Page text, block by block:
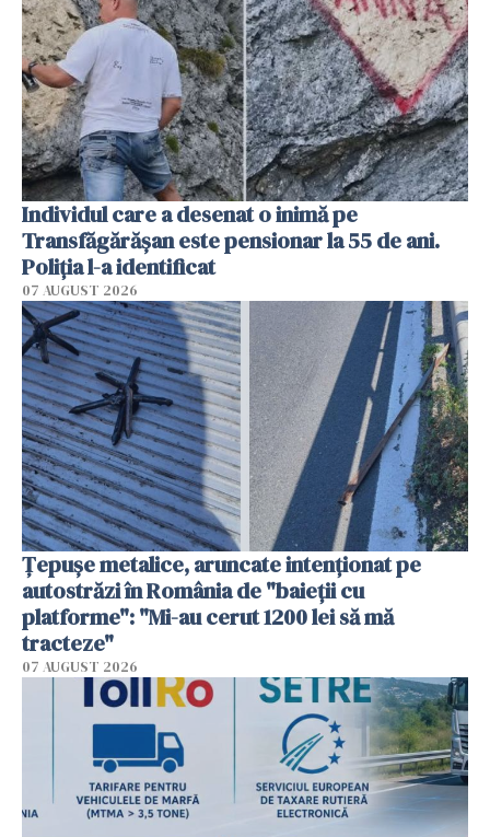
Individul care a desenat o inimă pe
Transfăgărășan este pensionar la 55 de ani.
Poliția l-a identificat
07 AUGUST 2026
Țepușe metalice, aruncate intenționat pe
autostrăzi în România de "baieții cu
platforme": "Mi-au cerut 1200 lei să mă
tracteze"
07 AUGUST 2026